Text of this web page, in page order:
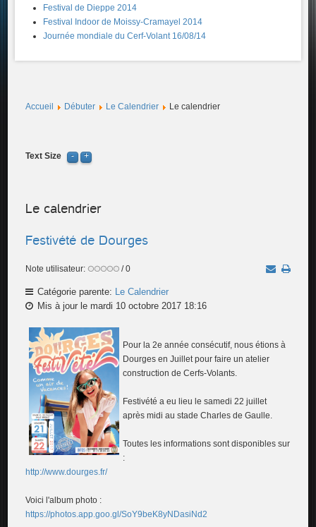
Festival de Dieppe 2014
Festival Indoor de Moissy-Cramayel 2014
Journée mondiale du Cerf-Volant 16/08/14
Accueil Débuter Le Calendrier Le calendrier
Text Size
Le calendrier
Festivété de Dourges
Note utilisateur: / 0
Catégorie parente: Le Calendrier
Mis à jour le mardi 10 octobre 2017 18:16
Pour la 2e année consécutif, nous étions à
Dourges en Juillet pour faire un atelier
construction de Cerfs-Volants.
Festivété a eu lieu le samedi 22 juillet
après midi au stade Charles de Gaulle.
Toutes les informations sont disponibles sur
:
http://www.dourges.fr/
Voici l'album photo :
https://photos.app.goo.gl/SoY9beK8yNDasiNd2